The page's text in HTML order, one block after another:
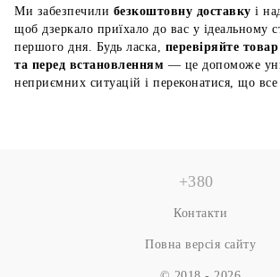
Ми забезпечили безкоштовну доставку і
щоб дзеркало приїхало до вас у ідеальному
першого дня. Будь ласка, перевіряйте
та перед встановленням — це допоможе
неприємних ситуацій і переконатися, що все
+380
Контакти
Повна версія сайту